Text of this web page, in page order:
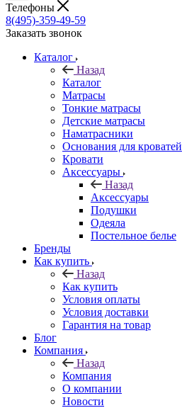
Телефоны
8(495)-359-49-59
Заказать звонок
Каталог
Назад
Каталог
Матрасы
Тонкие матрасы
Детские матрасы
Наматрасники
Основания для кроватей
Кровати
Аксессуары
Назад
Аксессуары
Подушки
Одеяла
Постельное белье
Бренды
Как купить
Назад
Как купить
Условия оплаты
Условия доставки
Гарантия на товар
Блог
Компания
Назад
Компания
О компании
Новости